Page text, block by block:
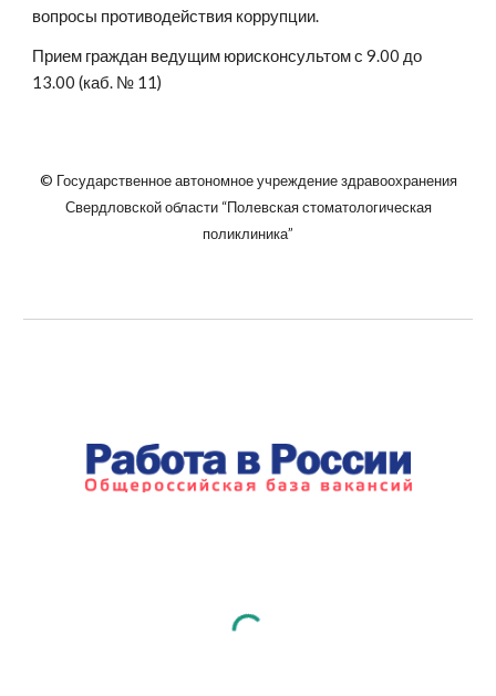
вопросы противодействия коррупции.
Прием граждан ведущим юрисконсультом с 9.00 до
13.00 (каб. № 11)
© Государственное автономное учреждение здравоохранения
Свердловской области “Полевская стоматологическая
поликлиника”